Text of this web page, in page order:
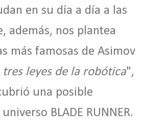
en su día a día a las
además, nos plantea
más famosas de Asimov
tres leyes de la robótica",
una posible
BLADE RUNNER.